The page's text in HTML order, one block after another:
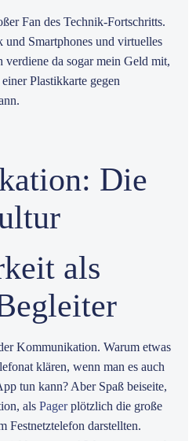
Fan des Technik-Fortschritts.
und Smartphones und virtuelles
da sogar mein Geld mit,
Plastikkarte gegen
als
Kommunikation. Warum etwas
klären, wenn man es auch
tun kann? Aber Spaß beiseite,
als Pagerplötzlich die große
Festnetztelefon darstellten.